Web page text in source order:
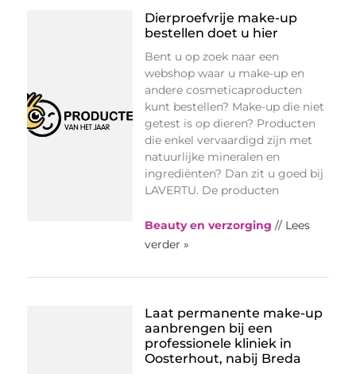
Dierproefvrije make-up
bestellen doet u hier
Bent u op zoek naar een
webshop waar u make-up en
andere cosmeticaproducten
kunt bestellen? Make-up die niet
getest is op dieren? Producten
die enkel vervaardigd zijn met
natuurlijke mineralen en
ingrediënten? Dan zit u goed bij
LAVERTU. De producten
Beauty en verzorging // Lees
verder »
Laat permanente make-up
aanbrengen bij een
professionele kliniek in
Oosterhout, nabij Breda